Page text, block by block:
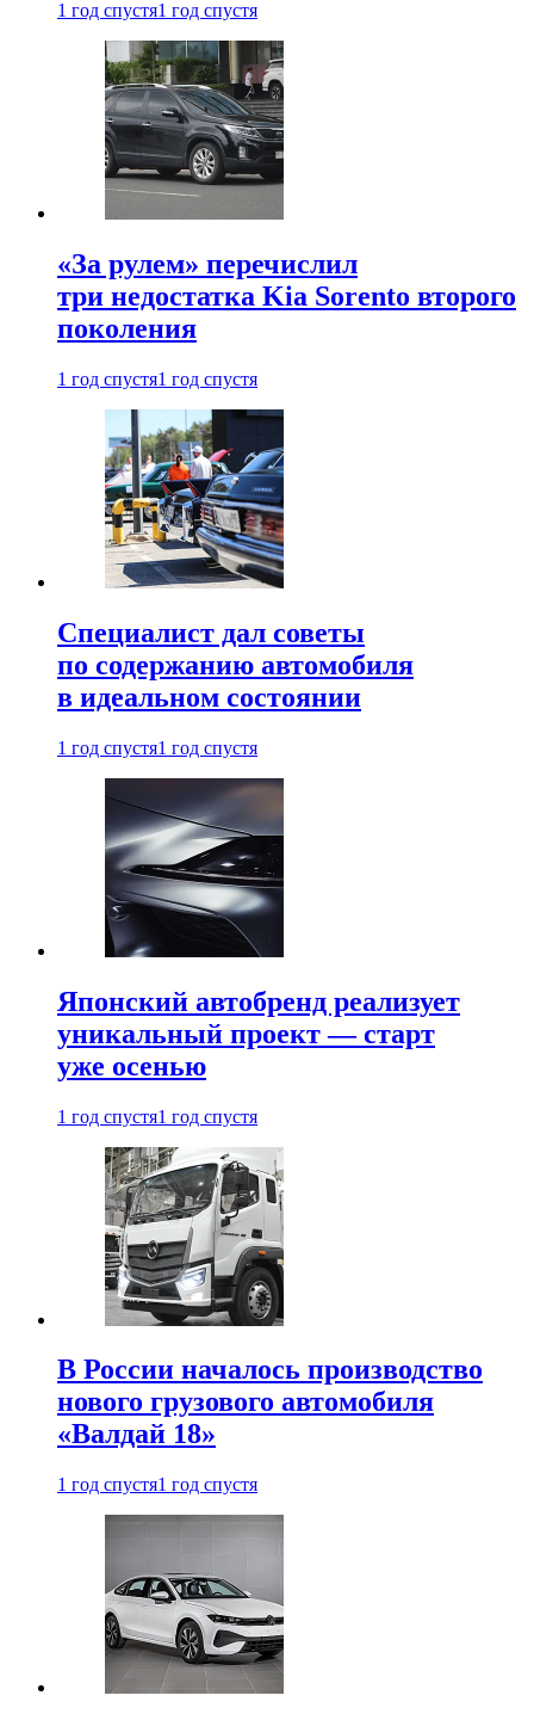
1 год спустя1 год спустя
«За рулем» перечислил
три недостатка Kia Sorento второго
поколения
1 год спустя1 год спустя
Специалист дал советы
по содержанию автомобиля
в идеальном состоянии
1 год спустя1 год спустя
Японский автобренд реализует
уникальный проект — старт
уже осенью
1 год спустя1 год спустя
В России началось производство
нового грузового автомобиля
«Валдай 18»
1 год спустя1 год спустя